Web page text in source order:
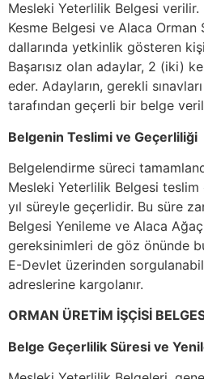
Mesleki Yeterlilik Belgesi
Kesme Belgesi ve Alaca
dallarında yetkinlik gösteren
Başarısız olan adaylar, 2 (iki)
eder. Adayların, gerekli
tarafından geçerli bir belge
Belgenin Teslimi ve Geçerliliği
Belgelendirme süreci
Mesleki Yeterlilik Belgesi
yıl süreyle geçerlidir. Bu süre
Belgesi Yenileme ve Alaca
gereksinimleri de göz önünde
E-Devlet üzerinden
adreslerine kargolanır.
ORMAN ÜRETİM İŞÇİSİ
Belge Geçerlilik Süresi ve